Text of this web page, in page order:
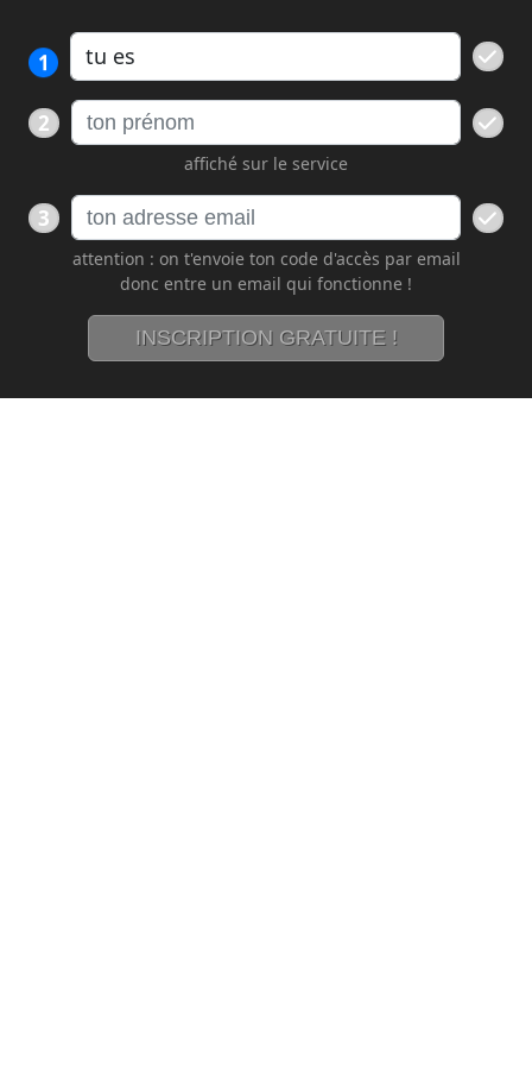
1
2
affiché sur le service
3
attention : on t'envoie ton code d'accès par email
donc entre un email qui fonctionne !
INSCRIPTION GRATUITE !